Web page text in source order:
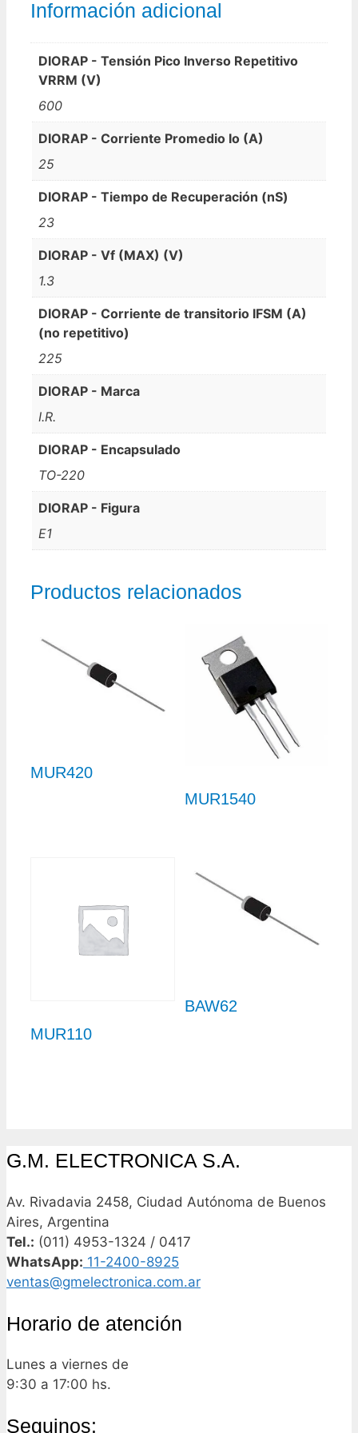
Información adicional
DIORAP - Tensión Pico Inverso Repetitivo
VRRM (V)
600
DIORAP - Corriente Promedio Io (A)
25
DIORAP - Tiempo de Recuperación (nS)
23
DIORAP - Vf (MAX) (V)
1.3
DIORAP - Corriente de transitorio IFSM (A)
(no repetitivo)
225
DIORAP - Marca
I.R.
DIORAP - Encapsulado
TO-220
DIORAP - Figura
E1
Productos relacionados
MUR420
MUR1540
MUR110
BAW62
G.M. ELECTRONICA S.A.
Av. Rivadavia 2458, Ciudad Autónoma de Buenos
Aires, Argentina
Tel.: (011) 4953-1324 / 0417
WhatsApp: 11-2400-8925
ventas@gmelectronica.com.ar
Horario de atención
Lunes a viernes de
9:30 a 17:00 hs.
Seguinos: